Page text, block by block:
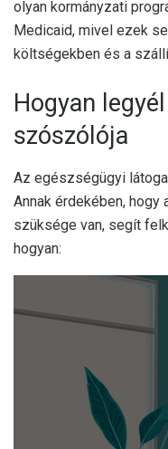
olyan kormányzati
Medicaid, mivel ezek
költségekben és a
Hogyan
szószólója
Az egészségügyi
Annak érdekében, hogy
szüksége van, segít
hogyan: